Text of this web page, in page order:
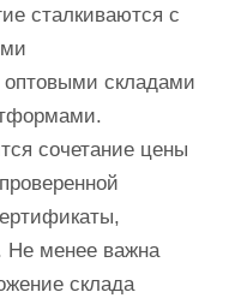
сталкиваются с
складами
сочетание цены
Не менее важна
склада